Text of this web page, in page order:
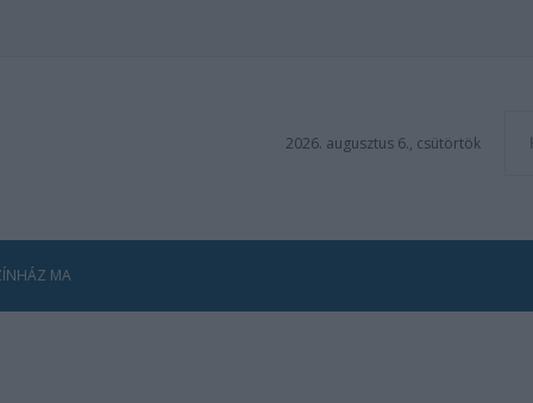
2026. augusztus 6., csütörtök
MA